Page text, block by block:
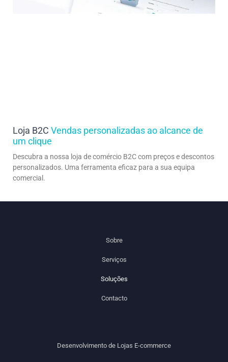
Loja B2C Vendas personalizadas ao alcance de
um clique
Descubra a nossa loja de comércio B2C com preços e descontos
personalizados. Uma ferramenta eficaz para a sua equipa
comercial.
Sobre
Serviços
Soluções
Contacto
Desenvolvimento de Lojas E-commerce